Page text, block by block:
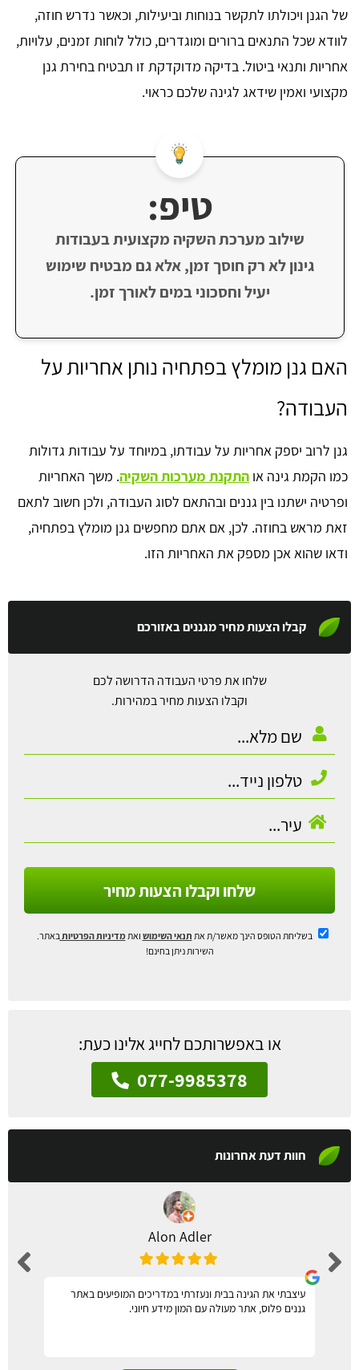
של הגנן ויכולתו לתקשר בנוחות וביעילות, וכאשר נדרש חוזה,
לוודא שכל התנאים ברורים ומוגדרים, כולל לוחות זמנים, עלויות,
אחריות ותנאי ביטול. בדיקה מדוקדקת זו תבטיח בחירת גנן
מקצועי ואמין שידאג לגינה שלכם כראוי.
טיפ:
שילוב מערכת השקיה מקצועית בעבודות
גינון לא רק חוסך זמן, אלא גם מבטיח שימוש
יעיל וחסכוני במים לאורך זמן.
האם גנן מומלץ בפתחיה נותן אחריות על
העבודה?
גנן לרוב יספק אחריות על עבודתו, במיוחד על עבודות גדולות
כמו הקמת גינה או התקנת מערכות השקיה. משך האחריות
ופרטיה ישתנו בין גננים ובהתאם לסוג העבודה, ולכן חשוב לתאם
זאת מראש בחוזה. לכן, אם אתם מחפשים גנן מומלץ בפתחיה,
ודאו שהוא אכן מספק את האחריות הזו.
קבלו הצעות מחיר מגננים באזורכם
שלחו את פרטי העבודה הדרושה לכם
וקבלו הצעות מחיר במהירות.
שלחו וקבלו הצעות מחיר
בשליחת הטופס הינך מאשר/ת את תנאי השימוש ואתמדיניות הפרטיותבאתר.
השירות ניתן בחינם!
או באפשרותכם לחייג אלינו כעת:
077-9985378
חוות דעת אחרונות
Alon Adler
עיצבתי את הגינה בבית ונעזרתי במדריכים המופיעים באתר
גננים פלוס, אתר מעולה עם המון מידע חיוני.